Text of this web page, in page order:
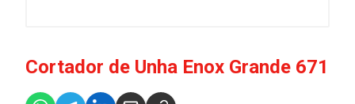
Cortador de Unha Enox Grande 671